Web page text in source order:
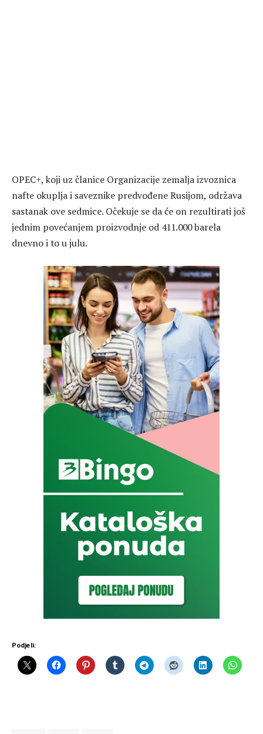
OPEC+, koji uz članice Organizacije zemalja izvoznica
nafte okuplja i saveznike predvođene Rusijom, održava
sastanak ove sedmice. Očekuje se da će on rezultirati još
jednim povećanjem proizvodnje od 411.000 barela
dnevno i to u julu.
Podjeli: